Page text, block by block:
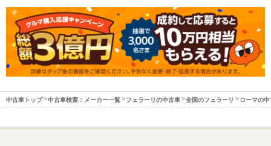
中古車トップ 中古車検索：メーカー一覧 フェラーリの中古車 全国のフェラーリ ローマの